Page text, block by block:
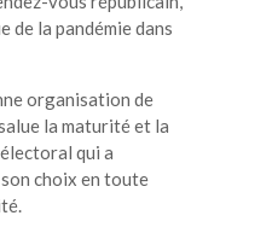
de la pandémie dans
organisation de
la maturité et la
qui a
choix en toute